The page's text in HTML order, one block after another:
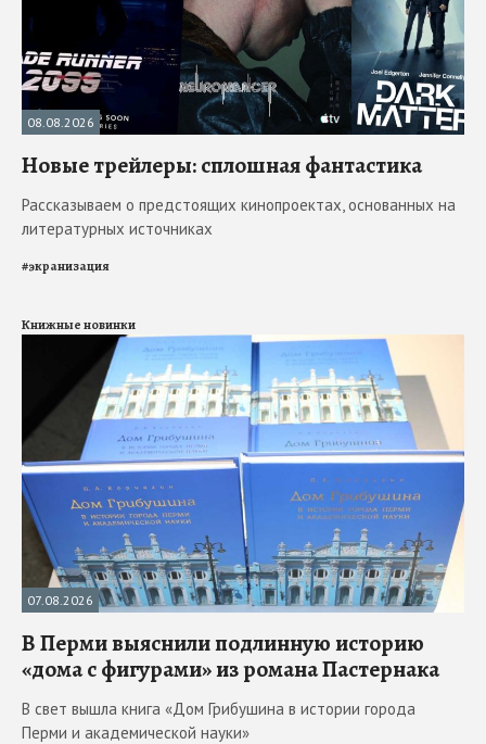
08.08.2026
Новые трейлеры: сплошная фантастика
Рассказываем о предстоящих кинопроектах, основанных на
литературных источниках
#экранизация
Книжные новинки
07.08.2026
В Перми выяснили подлинную историю
«дома с фигурами» из романа Пастернака
В свет вышла книга «Дом Грибушина в истории города
Перми и академической науки»